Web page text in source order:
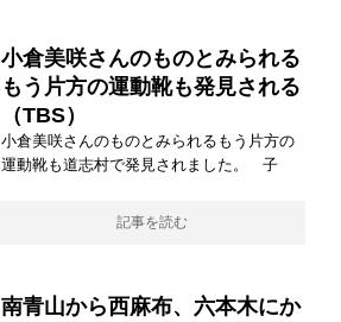
小倉美咲さんのものとみられる
もう片方の運動靴も発見される
（TBS）
小倉美咲さんのものとみられるもう片方の
運動靴も道志村で発見されました。 子
記事を読む
南青山から西麻布、六本木にか